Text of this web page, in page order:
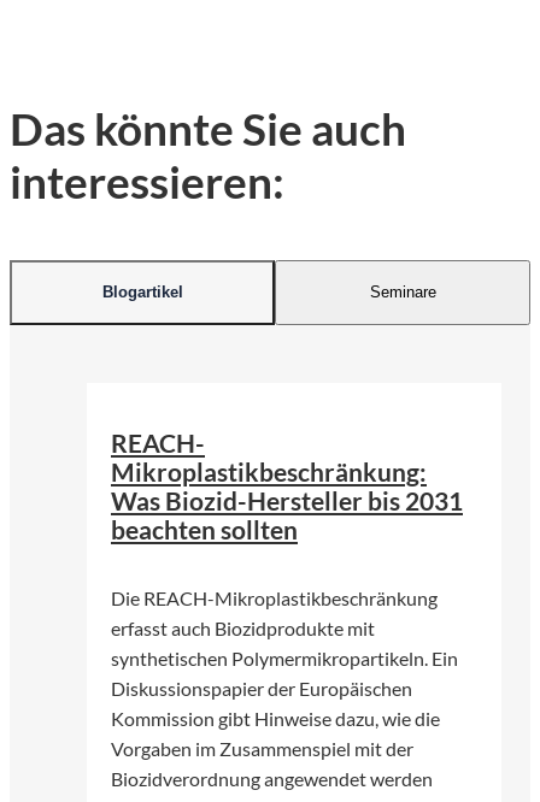
Das könnte Sie auch
interessieren:
Blogartikel Seminare
REACH-
Mikroplastikbeschränkung:
Was Biozid-Hersteller bis 2031
beachten sollten
Die REACH-Mikroplastikbeschränkung
erfasst auch Biozidprodukte mit
synthetischen Polymermikropartikeln. Ein
Diskussionspapier der Europäischen
Kommission gibt Hinweise dazu, wie die
Vorgaben im Zusammenspiel mit der
Biozidverordnung angewendet werden